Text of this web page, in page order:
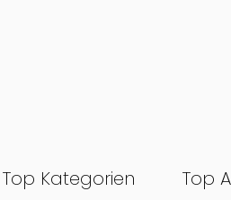
Top Kategorien Top